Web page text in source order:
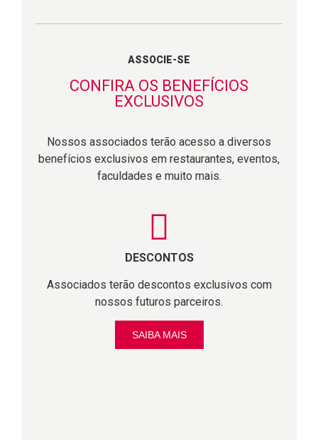
ASSOCIE-SE
CONFIRA OS BENEFÍCIOS
EXCLUSIVOS
Nossos associados terão acesso a diversos
benefícios exclusivos em restaurantes, eventos,
faculdades e muito mais.
DESCONTOS
Associados terão descontos exclusivos com
nossos futuros parceiros.
SAIBA MAIS